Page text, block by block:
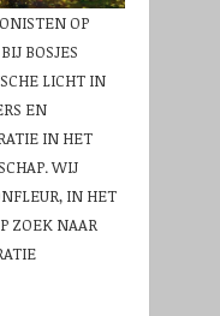
OP
BOSJES
LICHT IN
EN
IN HET
WIJ
IN HET
ZOEK NAAR